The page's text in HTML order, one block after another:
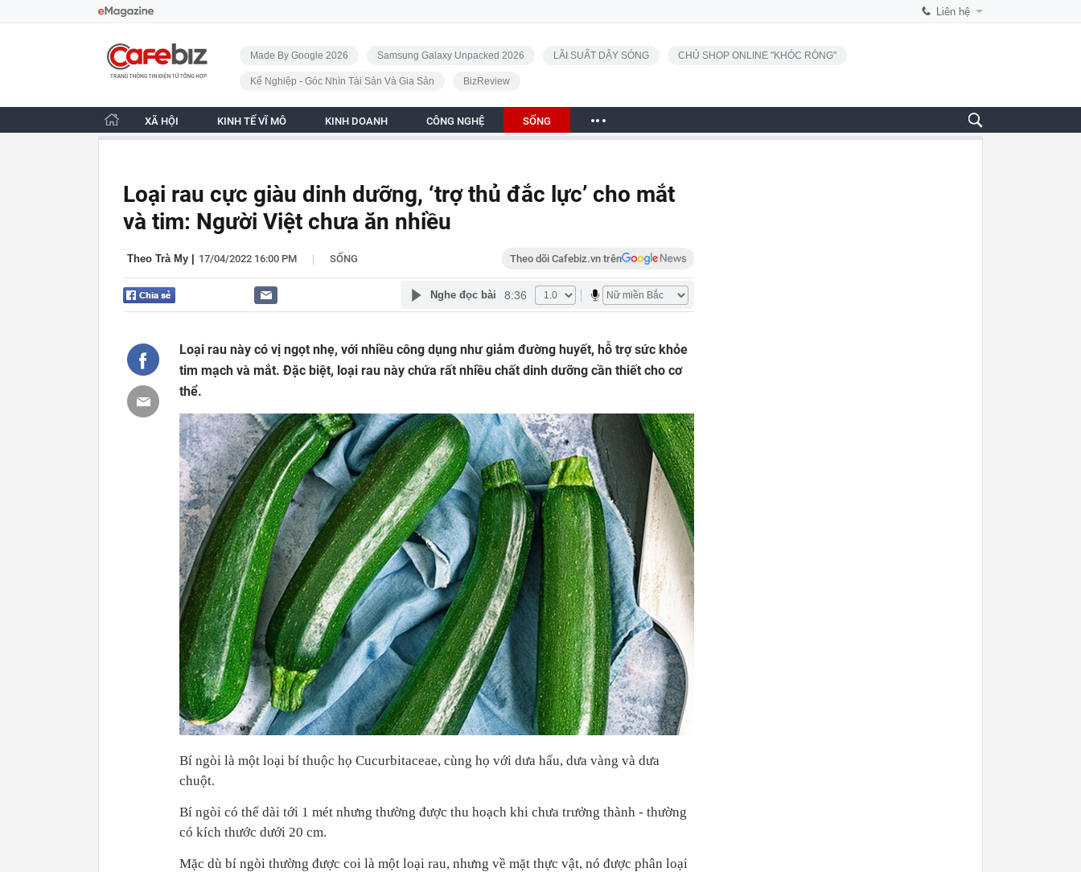
Liên hệ
CafeBiz - Trang chủ
Made By Google 2026 Samsung Galaxy Unpacked 2026 LÃI SUẤT DẬY SÓNG CHỦ SHOP ONLINE "KHÓC RÒNG"
Kế Nghiệp - Góc Nhìn Tài Sản Và Gia Sản BizReview
XÃ HỘI KINH TẾ VĨ MÔ KINH DOANH CÔNG NGHỆ SỐNG
Loại rau cực giàu dinh dưỡng, ‘trợ thủ đắc lực’ cho mắt
và tim: Người Việt chưa ăn nhiều
Theo Trà My 17/04/2022 16:00 PM | SỐNG Theo dõi Cafebiz.vn trên
Nghe đọc bài 8:36
Loại rau này có vị ngọt nhẹ, với nhiều công dụng như giảm đường huyết, hỗ trợ sức khỏe
tim mạch và mắt. Đặc biệt, loại rau này chứa rất nhiều chất dinh dưỡng cần thiết cho cơ
thể.
Bí ngòi là một loại bí thuộc họ Cucurbitaceae, cùng họ với dưa hấu, dưa vàng và dưa
chuột.
Bí ngòi có thể dài tới 1 mét nhưng thường được thu hoạch khi chưa trưởng thành - thường
có kích thước dưới 20 cm.
Mặc dù bí ngòi thường được coi là một loại rau, nhưng về mặt thực vật, nó được phân loại